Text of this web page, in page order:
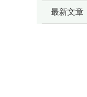
最新文章